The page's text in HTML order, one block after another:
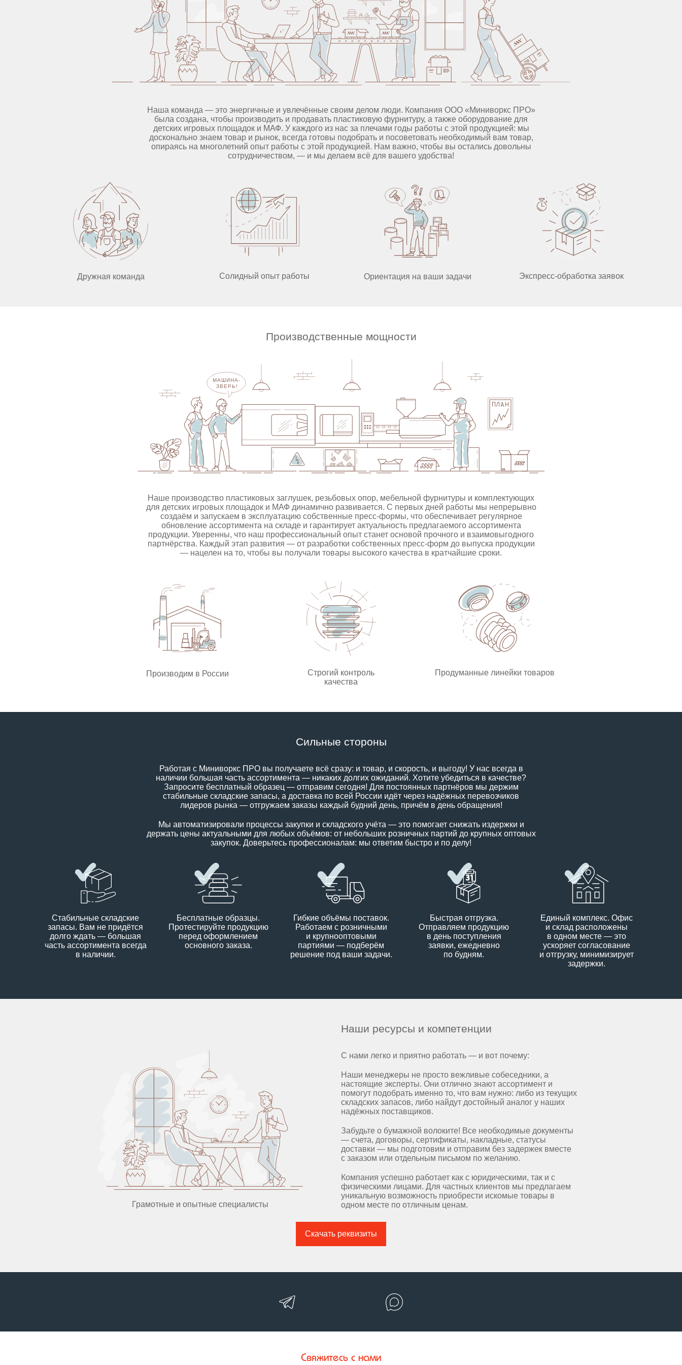
Наша команда — это энергичные и увлечённые своим делом люди. Компания ООО «Миниворкс ПРО»
была создана, чтобы производить и продавать пластиковую фурнитуру, а также оборудование для
детских игровых площадок и МАФ. У каждого из нас за плечами годы работы с этой продукцией: мы
досконально знаем товар и рынок, всегда готовы подобрать и посоветовать необходимый вам товар,
опираясь на многолетний опыт работы с этой продукцией. Нам важно, чтобы вы остались довольны
сотрудничеством, — и мы делаем всё для вашего удобства!
Дружная команда Солидный опыт работы Ориентация на ваши задачи Экспресс‑обработка заявок
Производственные мощности
Наше производство пластиковых заглушек, резьбовых опор, мебельной фурнитуры и комплектующих
для детских игровых площадок и МАФ динамично развивается. С первых дней работы мы непрерывно
создаём и запускаем в эксплуатацию собственные пресс‑формы, что обеспечивает регулярное
обновление ассортимента на складе и гарантирует актуальность предлагаемого ассортимента
продукции. Уверенны, что наш профессиональный опыт станет основой прочного и взаимовыгодного
партнёрства. Каждый этап развития — от разработки собственных пресс‑форм до выпуска продукции
— нацелен на то, чтобы вы получали товары высокого качества в кратчайшие сроки.
Производим в России
Строгий контроль
качества
Продуманные линейки товаров
Сильные стороны
Работая с Миниворкс ПРО вы получаете всё сразу: и товар, и скорость, и выгоду! У нас всегда в
наличии большая часть ассортимента — никаких долгих ожиданий. Хотите убедиться в качестве?
Запросите бесплатный образец — отправим сегодня! Для постоянных партнёров мы держим
стабильные складские запасы, а доставка по всей России идёт через надёжных перевозчиков
лидеров рынка — отгружаем заказы каждый будний день, причём в день обращения!
Мы автоматизировали процессы закупки и складского учёта — это помогает снижать издержки и
держать цены актуальными для любых объёмов: от небольших розничных партий до крупных оптовых
закупок. Доверьтесь профессионалам: мы ответим быстро и по делу!
Стабильные складские
запасы. Вам не придётся
долго ждать — большая
часть ассортимента всегда
в наличии.
Бесплатные образцы.
Протестируйте продукцию
перед оформлением
основного заказа.
Гибкие объёмы поставок.
Работаем с розничными
и крупнооптовыми
партиями — подберём
решение под ваши задачи.
Быстрая отгрузка.
Отправляем продукцию
в день поступления
заявки, ежедневно
по будням.
Единый комплекс. Офис
и склад расположены
в одном месте — это
ускоряет согласование
и отгрузку, минимизирует
задержки.
Грамотные и опытные специалисты
Наши ресурсы и компетенции
С нами легко и приятно работать — и вот почему:
Наши менеджеры не просто вежливые собеседники, а
настоящие эксперты. Они отлично знают ассортимент и
помогут подобрать именно то, что вам нужно: либо из текущих
складских запасов, либо найдут достойный аналог у наших
надёжных поставщиков.
Забудьте о бумажной волоките! Все необходимые документы
— счета, договоры, сертификаты, накладные, статусы
доставки — мы подготовим и отправим без задержек вместе
с заказом или отдельным письмом по желанию.
Компания успешно работает как с юридическими, так и с
физическими лицами. Для частных клиентов мы предлагаем
уникальную возможность приобрести искомые товары в
одном месте по отличным ценам.
Скачать реквизиты
Свяжитесь с нами